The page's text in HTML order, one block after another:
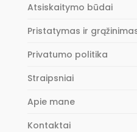
Atsiskaitymo būdai
Pristatymas ir
Privatumo politika
Straipsniai
Apie mane
Kontaktai